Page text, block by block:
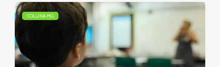
COLUNA MG